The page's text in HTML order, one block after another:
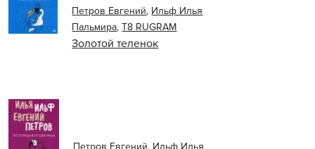
Золотой теленок
Петров Евгений, Ильф Илья
Пальмира,Т8 RUGRAM
Петров Евгений, Ильф Илья